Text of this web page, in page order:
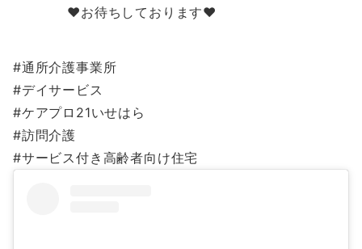
❤️お待ちしております❤️
#通所介護事業所
#デイサービス
#ケアプロ21いせはら
#訪問介護
#サービス付き高齢者向け住宅